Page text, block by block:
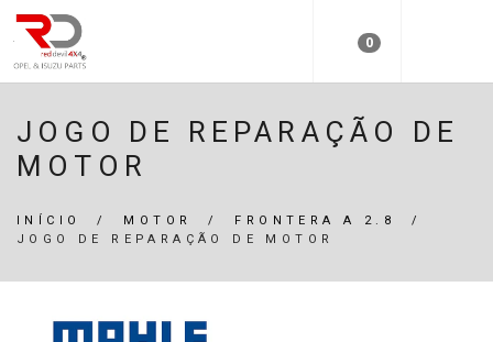
0
JOGO DE REPARAÇÃO DE
MOTOR
INÍCIO / MOTOR / FRONTERA A 2.8
/
JOGO DE REPARAÇÃO DE MOTOR